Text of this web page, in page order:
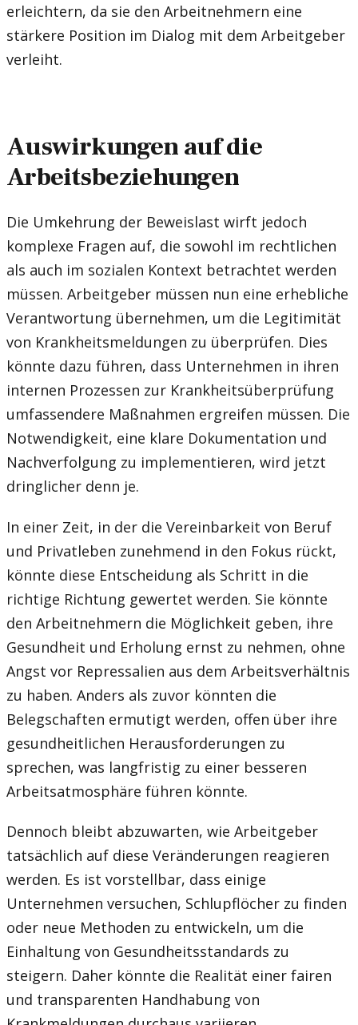
erleichtern, da sie den Arbeitnehmern eine
stärkere Position im Dialog mit dem Arbeitgeber
verleiht.
Auswirkungen auf die
Arbeitsbeziehungen
Die Umkehrung der Beweislast wirft jedoch
komplexe Fragen auf, die sowohl im rechtlichen
als auch im sozialen Kontext betrachtet werden
müssen. Arbeitgeber müssen nun eine erhebliche
Verantwortung übernehmen, um die Legitimität
von Krankheitsmeldungen zu überprüfen. Dies
könnte dazu führen, dass Unternehmen in ihren
internen Prozessen zur Krankheitsüberprüfung
umfassendere Maßnahmen ergreifen müssen. Die
Notwendigkeit, eine klare Dokumentation und
Nachverfolgung zu implementieren, wird jetzt
dringlicher denn je.
In einer Zeit, in der die Vereinbarkeit von Beruf
und Privatleben zunehmend in den Fokus rückt,
könnte diese Entscheidung als Schritt in die
richtige Richtung gewertet werden. Sie könnte
den Arbeitnehmern die Möglichkeit geben, ihre
Gesundheit und Erholung ernst zu nehmen, ohne
Angst vor Repressalien aus dem Arbeitsverhältnis
zu haben. Anders als zuvor könnten die
Belegschaften ermutigt werden, offen über ihre
gesundheitlichen Herausforderungen zu
sprechen, was langfristig zu einer besseren
Arbeitsatmosphäre führen könnte.
Dennoch bleibt abzuwarten, wie Arbeitgeber
tatsächlich auf diese Veränderungen reagieren
werden. Es ist vorstellbar, dass einige
Unternehmen versuchen, Schlupflöcher zu finden
oder neue Methoden zu entwickeln, um die
Einhaltung von Gesundheitsstandards zu
steigern. Daher könnte die Realität einer fairen
und transparenten Handhabung von